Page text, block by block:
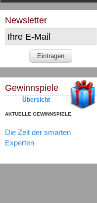
Newsletter
Gewinnspiele
Übersicht
AKTUELLE GEWINNSPIELE
Die Zeit der smarten
Experten